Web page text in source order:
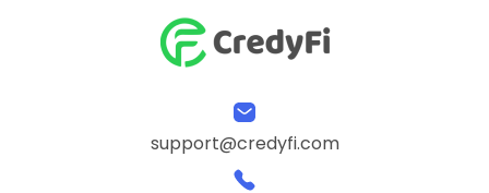
support@credyfi.com